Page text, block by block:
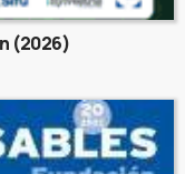
(2026)